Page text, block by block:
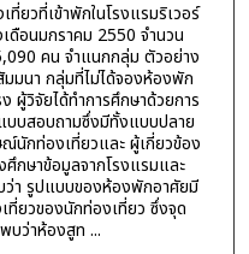
ยวที่เข้าพักในโรงแรมริเวอร์
ดือนมกราคม 2550 จำนวน
คน จำแนกกลุ่ม ตัวอย่าง
มนา กลุ่มที่ไม่ได้จองห้องพัก
ผู้วิจัยได้ทำการศึกษาด้วยการ
บบสอบถามซึ่งมีทั้งแบบปลาย
นักท่องเที่ยวและ ผู้เกี่ยวข้อง
ศึกษาข้อมูลจากโรงแรมและ
ว่า รูปแบบของห้องพักอาศัยมี
ยวของนักท่องเที่ยว ซึ่งจุด
บว่าห้องสูท ...